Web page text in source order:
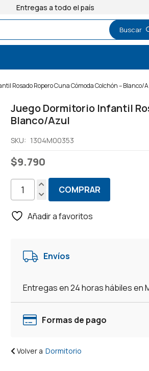
Entregas a todo el país
Rosado Ropero Cuna Cómoda Colchón – Blanco/
Juego Dormitorio Infantil
Blanco/Azul
SKU: 1304M00353
$9.790
Juego
Infantil
Cuna
Blanco/Azul
cantidad
COMPRAR
Añadir a favoritos
Envíos
Entregas en 24 horas hábiles en
Formas de pago
Volver a Dormitorio